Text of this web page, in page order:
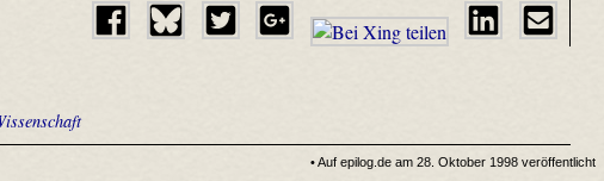
• Auf epilog.de am 28. Oktober 1998 veröffentlicht